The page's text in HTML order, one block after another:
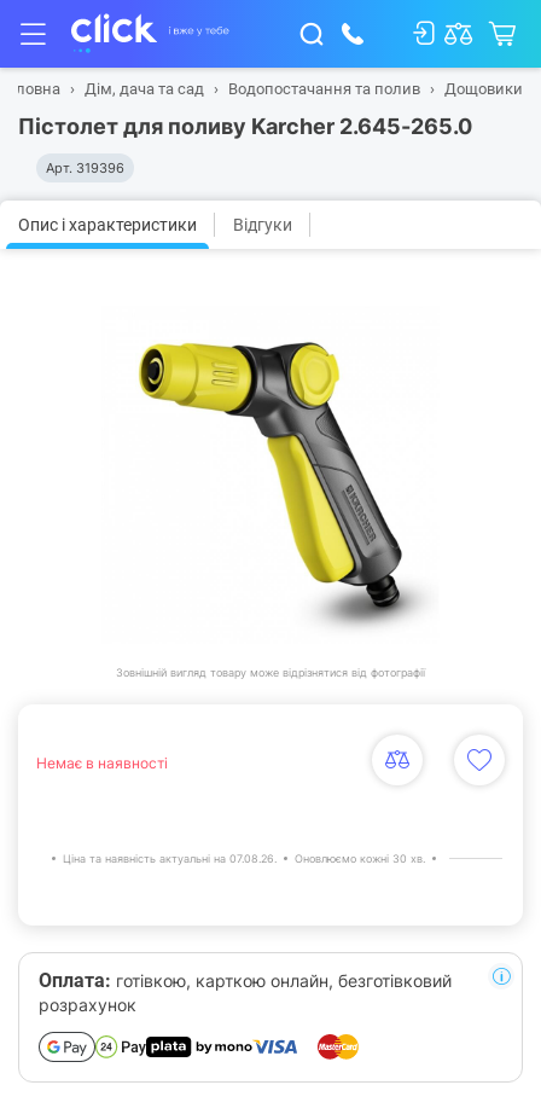
Головна Дім, дача та сад Водопостачання та полив Дощовики
Пістолет для поливу Karcher 2.645-265.0
Арт. 319396
Опис і характеристики Відгуки
Зовнішній вигляд товару може відрізнятися від фотографії
Немає в наявності
Ціна та наявність актуальні на 07.08.26. Оновлюємо кожні 30 хв.
Оплата: готівкою, карткою онлайн, безготівковий
розрахунок